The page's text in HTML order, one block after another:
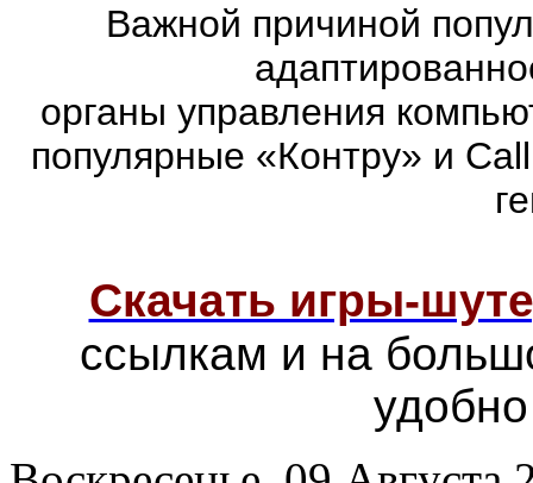
Важной причиной
органы управления
популярные «Контру» и
Скачать игры-
ссылкам и на